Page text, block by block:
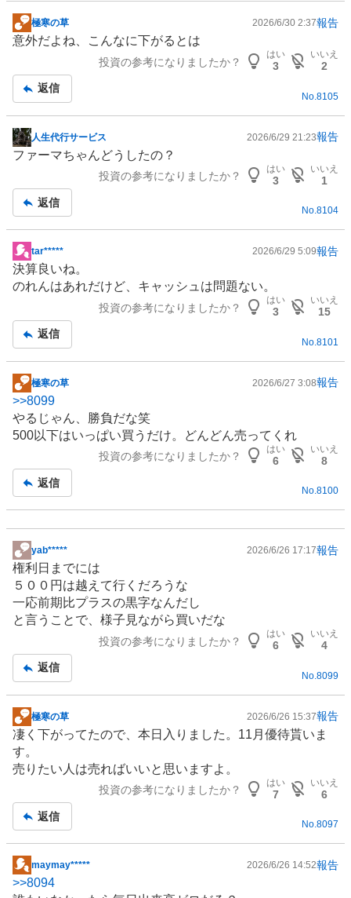
掲
示
事
極寒の草 2026/6/30 2:37報告
意外だよね、こんなに下がるとは
投資の参考になりましたか？
はい
3
いいえ
2
返信
No.8105
掲
示
事
人生代行サービス 2026/6/29 21:23報告
ファーマちゃんどうしたの？
投資の参考になりましたか？
はい
3
いいえ
1
返信
No.8104
掲
示
板
tar***** 2026/6/29 5:09報告
決算良いね。
のれんはあれだけど、キャッシュは問題ない。
投資の参考になりましたか？
はい
3
いいえ
15
返信
No.8101
掲
示
板
記
極寒の草 2026/6/27 3:08報告
>>8099
やるじゃん、勝負だな笑
500以下はいっぱい買うだけ。どんどん売ってくれ
投資の参考になりましたか？
はい
6
いいえ
8
返信
No.8100
掲
示
板
事
yab***** 2026/6/26 17:17報告
権利日までには
５００円は越えて行くだろうな
一応前期比プラスの黒字なんだし
と言うことで、様子見ながら買いだな
投資の参考になりましたか？
はい
6
いいえ
4
返信
No.8099
掲
示
板
記
極寒の草 2026/6/26 15:37報告
凄く下がってたので、本日入りました。11月優待貰いま
す。
売りたい人は売ればいいと思いますよ。
投資の参考になりましたか？
はい
7
いいえ
6
返信
No.8097
掲
示
maymay***** 2026/6/26 14:52報告
>>8094